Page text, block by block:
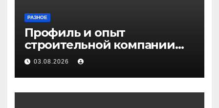
РАЗНОЕ
Профиль и опыт
строительной компании
Медичи
03.08.2026